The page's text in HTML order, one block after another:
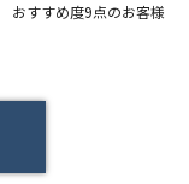
おすすめ度9点のお客様